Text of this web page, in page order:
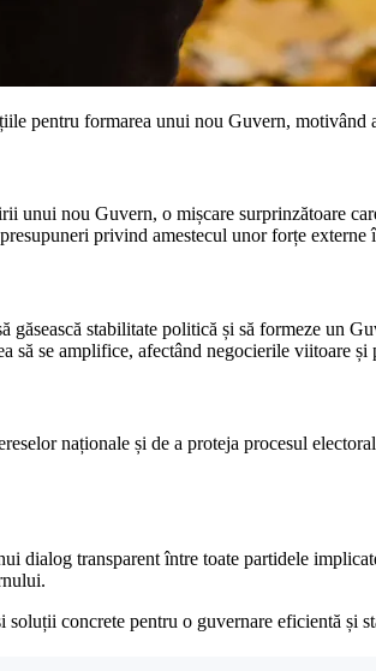
pentru formarea unui nou Guvern, motivând
nou Guvern, o mișcare surprinzătoare
privind amestecul unor forțe
stabilitate politică și să formeze un
să se amplifice, afectând negocierile viitoare și
naționale și de a proteja procesul
dialog transparent între toate partidele
concrete pentru o guvernare eficientă și